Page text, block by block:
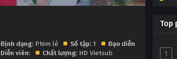
Định dạng:Phim lẻ Số tập:1
Đạo diễn:
Diễn viên:
Chất lượng: HD Vietsub
Top
1